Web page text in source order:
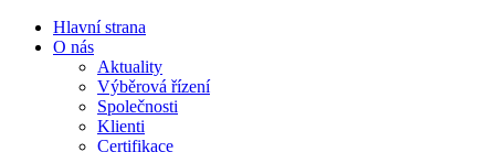
Hlavní strana
O nás
Aktuality
Výběrová řízení
Společnosti
Klienti
Certifikace